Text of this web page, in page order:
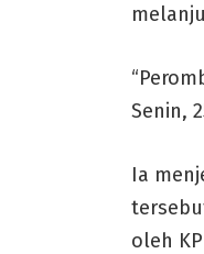
Senin,
Ia
oleh